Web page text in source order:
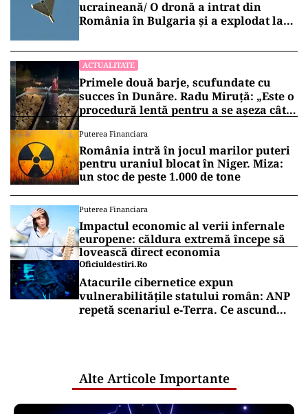
ucraineană/ O dronă a intrat din
România în Bulgaria şi a explodat la
ACTUALITATE
Primele două barje, scufundate cu
succes în Dunăre. Radu Miruță: „Este o
procedură lentă pentru a se așeza cât
Puterea Financiara
România intră în jocul marilor puteri
pentru uraniul blocat în Niger. Miza:
un stoc de peste 1.000 de tone
Puterea Financiara
Impactul economic al verii infernale
europene: căldura extremă începe să
lovească direct economia
Oficiuldestiri.ro
Atacurile cibernetice expun
vulnerabilitățile statului român: ANP
repetă scenariul e‑Terra. Ce ascund
Alte Articole Importante